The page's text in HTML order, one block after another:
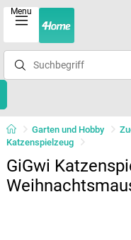
Menu
Garten und Hobby
Katzenspielzeug
GiGwi